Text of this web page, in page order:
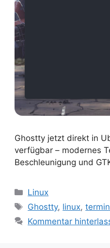
Ghostty jetzt direkt in
verfügbar – modernes
Beschleunigung und
Kategorien
Linux
Schlagwörter
Ghostty, linux,
Kommentar